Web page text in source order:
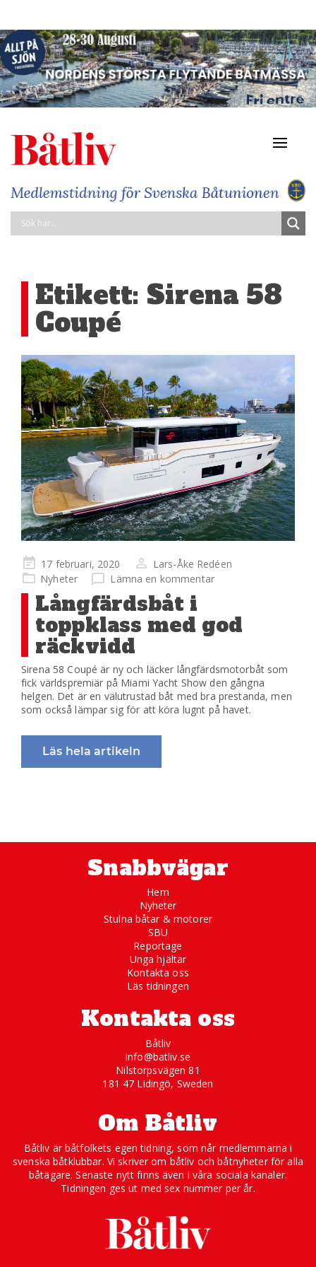
Etikett: Sirena 58
Coupé
Publicerad
på
17 februari, 2020
Lars-Åke Redéen
Nyheter
Lämna en kommentar
Långfärdsbåt i
toppklass med god
räckvidd
Sirena 58 Coupé är ny och läcker långfärdsmotorbåt som
fick världspremiär på Miami Yacht Show den gångna
helgen. Det är en välutrustad båt med bra prestanda, men
som också lämpar sig för att köra lugnt på havet.
Läs hela artikeln
Snabbvägar
Hem
Nyheter
Stulna båtar & motorer
SBU
Reportage
Unga hjältar
Kontakta oss
Läs tidningen
Kontakta oss
Båtliv
info@batliv.se
Nilstorpsvägen 81
181 47 Lidingö, Sweden
Om Båtliv
Båtliv är båtfolkets egen tidning, som når medlemmarna i
svenska båtklubbar. Vi skriver om båtliv och båtnyheter för alla
båtägare. Senaste nytt finns även i våra sociala kanaler.
Tidningen ges ut med sex nummer per år.